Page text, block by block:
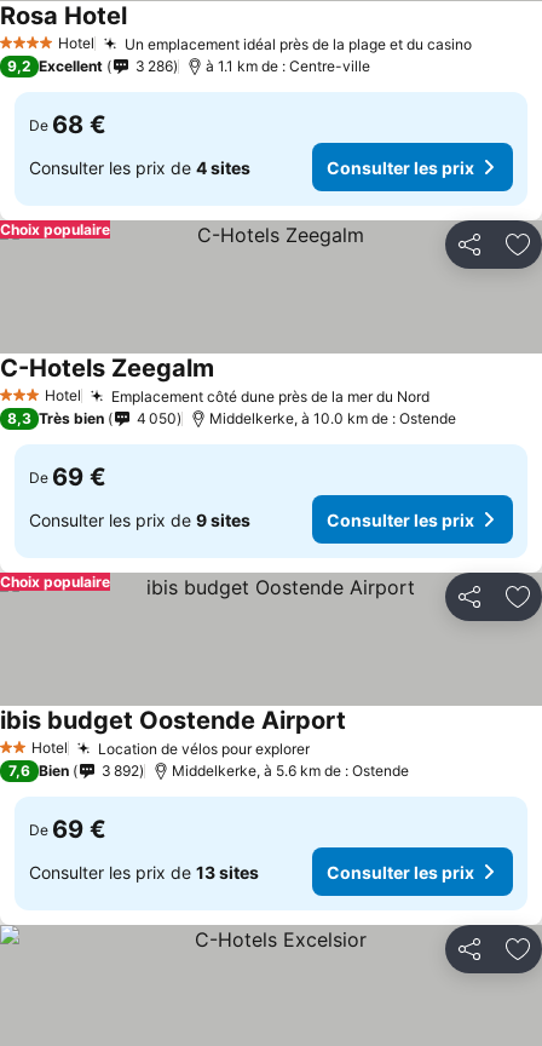
4 Étoiles Hotel Un emplacement idéal près de la plage et du casino
Rosa HotelConsulter les prix
9,2 Excellent 3 286 à 1.1 km de : Centre-ville
De 68 €
Consulter les prix de 4 sites Consulter les prix
Partager
Choix populaire
3 ÉtoilesHotel Emplacement côté dune près de la mer du NordConsulter
C-Hotels Zeegalm
8,3 Très bien 4 050 Middelkerke, à 10.0 km de : Ostende
De 69 €
Consulter les prix de 9 sites Consulter les prix
Partager
Choix populaire
2 Étoiles
Hotel Location de vélos pour explorerConsulter les prix
ibis budget Oostende Airport
7,6 Bien 3 892 Middelkerke, à 5.6 km de : Ostende
De 69 €
Consulter les prix de 13 sites Consulter les prix
Partager